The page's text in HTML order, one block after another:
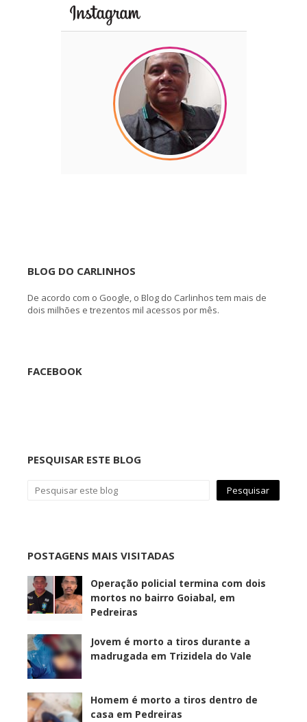
BLOG DO CARLINHOS
De acordo com o Google, o Blog do Carlinhos tem mais de
dois milhões e trezentos mil acessos por mês.
FACEBOOK
PESQUISAR ESTE BLOG
POSTAGENS MAIS VISITADAS
Operação policial termina com dois
mortos no bairro Goiabal, em
Pedreiras
Jovem é morto a tiros durante a
madrugada em Trizidela do Vale
Homem é morto a tiros dentro de
casa em Pedreiras